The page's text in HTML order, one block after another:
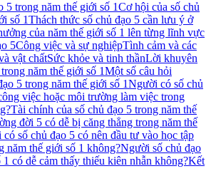
5 trong năm thế giới số 1Cơ hội của số chủ
số 1Thách thức số chủ đạo 5 cần lưu ý ở
của năm thế giới số 1 lên từng lĩnh vực
5Công việc và sự nghiệpTình cảm và các
vật chấtSức khỏe và tinh thầnLời khuyên
năm thế giới số 1Một số câu hỏi
5 trong năm thế giới số 1Người có số chủ
việc hoặc môi trường làm việc trong
Tài chính của số chủ đạo 5 trong năm thế
đời 5 có dễ bị căng thẳng trong năm thế
số chủ đạo 5 có nên đầu tư vào học tập
năm thế giới số 1 không?Người số chủ đạo
có dễ cảm thấy thiếu kiên nhẫn không?Kết